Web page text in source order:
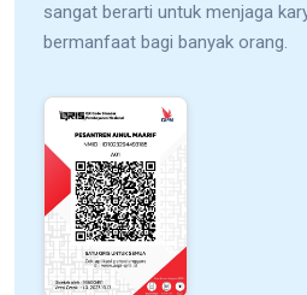
sangat berarti untuk menjaga
bermanfaat bagi banyak orang.